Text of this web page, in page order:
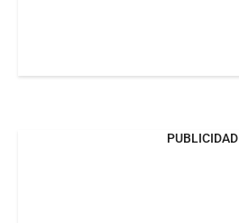
PUBLICIDAD